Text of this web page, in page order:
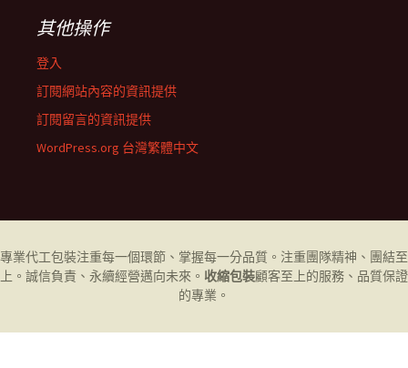
其他操作
登入
訂閱網站內容的資訊提供
訂閱留言的資訊提供
WordPress.org 台灣繁體中文
專業代工包裝注重每一個環節、掌握每一分品質。注重團隊精神、團結至
上。誠信負責、永續經營邁向未來。 收縮包裝顧客至上的服務、品質保證
的專業。